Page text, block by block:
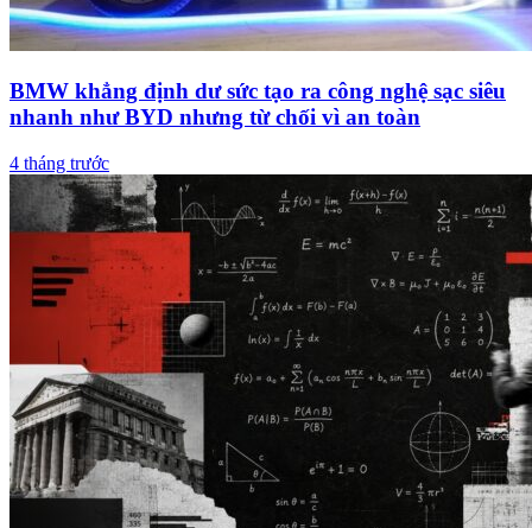
BMW khẳng định dư sức tạo ra công nghệ sạc siêu
nhanh như BYD nhưng từ chối vì an toàn
4 tháng trước